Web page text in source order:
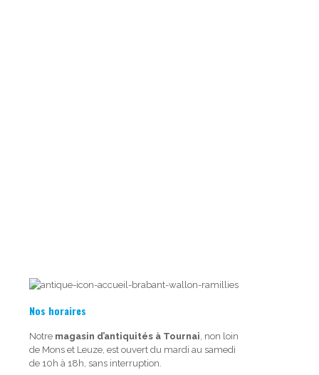
Nos horaires
Notre magasin d’antiquités à Tournai , non loin
de Mons et Leuze, est ouvert du mardi au samedi
de 10h à 18h, sans interruption.